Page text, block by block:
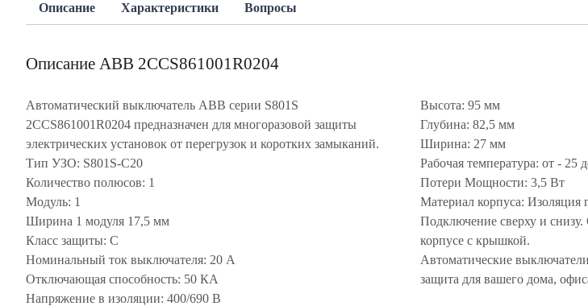
Описание Характеристики Вопросы
Описание ABB 2CCS861001R0204
Автоматический выключатель ABB серии S801S
2CCS861001R0204 предназначен для многоразовой защиты
электрических установок от перегрузок и коротких замыканий.
Тип УЗО: S801S-C20
Количество полюсов: 1
Модуль: 1
Ширина 1 модуля 17,5 мм
Класс защиты: C
Номинальный ток выключателя: 20 А
Отключающая способность: 50 КА
Напряжение в изоляции: 400/690 В
Высота: 95 мм
Глубина: 82,5 мм
Ширина: 27 мм
Рабочая температура: от - 25
Потери Мощности: 3,5 Вт
Материал корпуса:
Подключение сверху и
корпусе с крышкой.
Автоматические
защита для вашего дома,